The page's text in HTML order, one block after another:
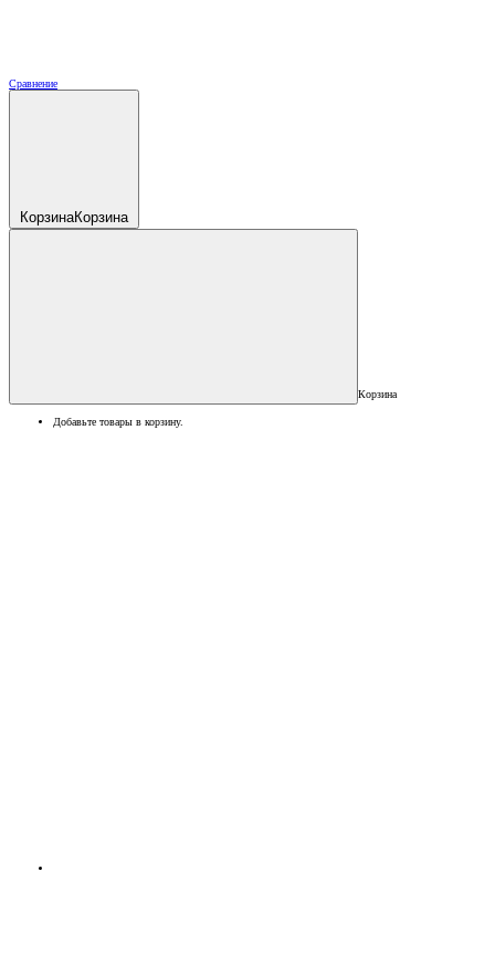
Сравнение
КорзинаКорзина
Корзина
Добавьте товары в корзину.